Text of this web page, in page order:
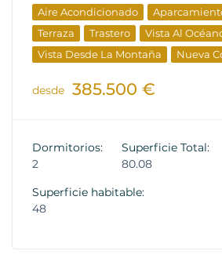
Aire Acondicionado
Terraza
Trastero
Vista Al
Vista Desde La Montaña
Nueva
desde 385.500 €
Dormitorios:
2
Superficie Total:
80.08
Superficie habitable:
48